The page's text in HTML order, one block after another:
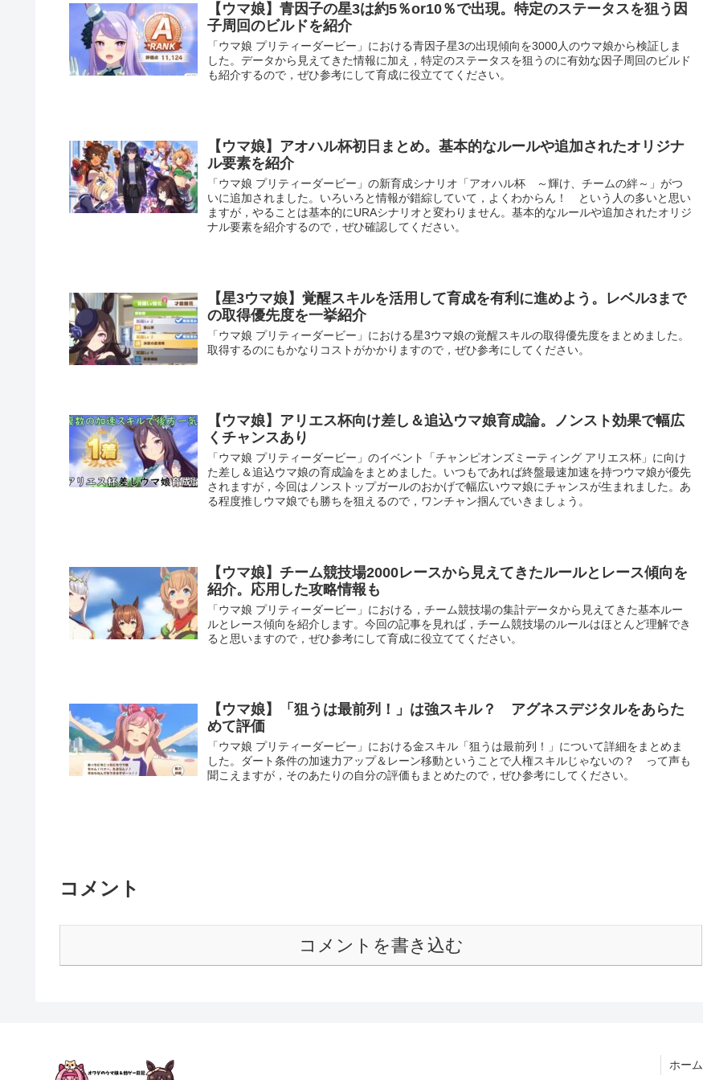
【ウマ娘】青因子の星3は約5％or10％で出現。特定のステータスを狙う因
子周回のビルドを紹介
「ウマ娘 プリティーダービー」における青因子星3の出現傾向を3000人のウマ娘から検証しま
した。データから見えてきた情報に加え，特定のステータスを狙うのに有効な因子周回のビルド
も紹介するので，ぜひ参考にして育成に役立ててください。
【ウマ娘】アオハル杯初日まとめ。基本的なルールや追加されたオリジナ
ル要素を紹介
「ウマ娘 プリティーダービー」の新育成シナリオ「アオハル杯 ～輝け、チームの絆～」がつ
いに追加されました。いろいろと情報が錯綜していて，よくわからん！ という人の多いと思い
ますが，やることは基本的にURAシナリオと変わりません。基本的なルールや追加されたオリジ
ナル要素を紹介するので，ぜひ確認してください。
【星3ウマ娘】覚醒スキルを活用して育成を有利に進めよう。レベル3まで
の取得優先度を一挙紹介
「ウマ娘 プリティーダービー」における星3ウマ娘の覚醒スキルの取得優先度をまとめました。
取得するのにもかなりコストがかかりますので，ぜひ参考にしてください。
【ウマ娘】アリエス杯向け差し＆追込ウマ娘育成論。ノンスト効果で幅広
くチャンスあり
「ウマ娘 プリティーダービー」のイベント「チャンピオンズミーティング アリエス杯」に向け
た差し＆追込ウマ娘の育成論をまとめました。いつもであれば終盤最速加速を持つウマ娘が優先
されますが，今回はノンストップガールのおかげで幅広いウマ娘にチャンスが生まれました。あ
る程度推しウマ娘でも勝ちを狙えるので，ワンチャン掴んでいきましょう。
【ウマ娘】チーム競技場2000レースから見えてきたルールとレース傾向を
紹介。応用した攻略情報も
「ウマ娘 プリティーダービー」における，チーム競技場の集計データから見えてきた基本ルー
ルとレース傾向を紹介します。今回の記事を見れば，チーム競技場のルールはほとんど理解でき
ると思いますので，ぜひ参考にして育成に役立ててください。
【ウマ娘】「狙うは最前列！」は強スキル？ アグネスデジタルをあらた
めて評価
「ウマ娘 プリティーダービー」における金スキル「狙うは最前列！」について詳細をまとめま
した。ダート条件の加速力アップ＆レーン移動ということで人権スキルじゃないの？ って声も
聞こえますが，そのあたりの自分の評価もまとめたので，ぜひ参考にしてください。
コメント
コメントを書き込む
ホーム